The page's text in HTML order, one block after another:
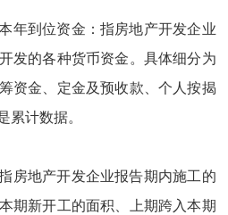
到位资金：指房地产开发企业
发的各种货币资金。具体细分为
资金、定金及预收款、个人按揭
累计数据。
地产开发企业报告期内施工的
期新开工的面积、上期跨入本期